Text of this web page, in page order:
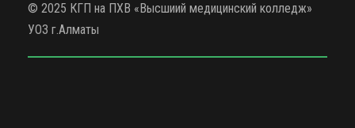
© 2025 КГП на ПХВ «Высшиий медицинский колледж»
УОЗ г.Алматы